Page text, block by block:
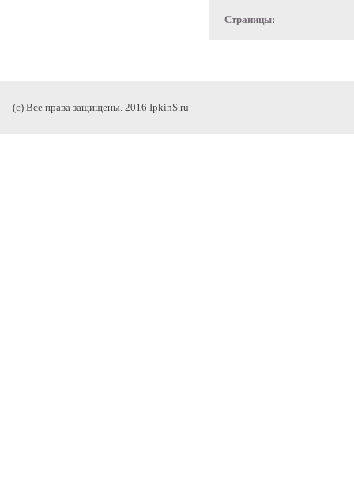
Страницы:
(с) Все права защищены. 2016 IpkinS.ru